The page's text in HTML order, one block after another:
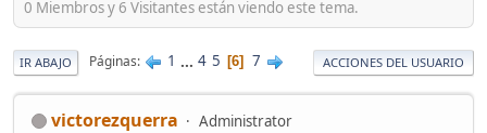
0 Miembros y 6 Visitantes están viendo este tema.
IR ABAJO Páginas 1 ... 4 5 6 7 ACCIONES DEL USUARIO
victorezquerra
Administrator